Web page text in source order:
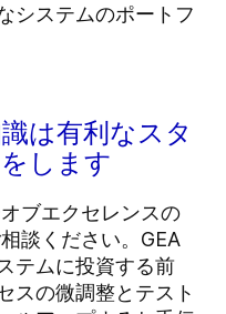
システムのポートフ
は有利なスタ
します
ブエクセレンスの
談ください。GEA
テムに投資する前
スの微調整とテスト